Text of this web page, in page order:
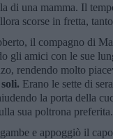
di una mamma. Il
scorse in fretta,
il compagno di
gli amici con le sue
rendendo molto
Erano le sette di
la porta della
sua poltrona preferita.
e appoggiò il